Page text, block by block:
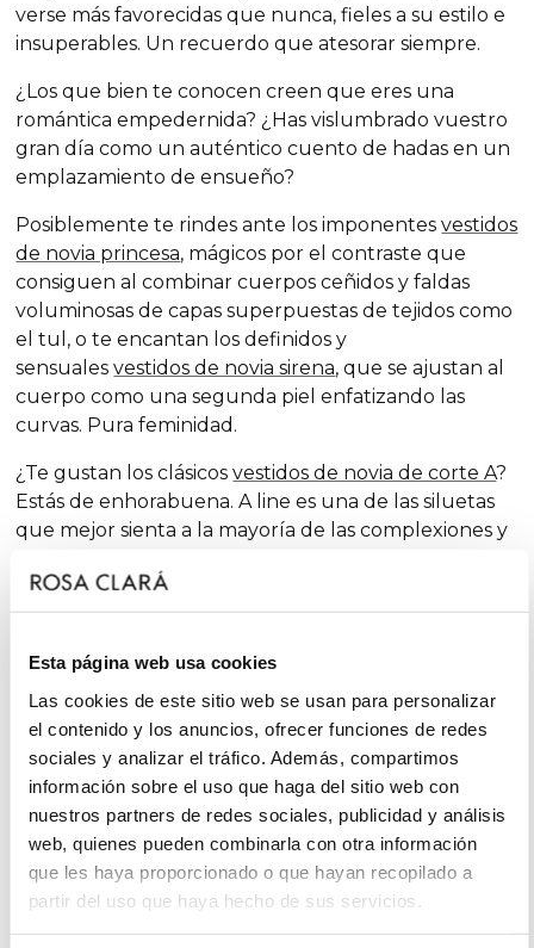
Esta página web usa cookies
Las cookies de este sitio web se usan para personalizar
el contenido y los anuncios, ofrecer funciones de redes
sociales y analizar el tráfico. Además, compartimos
información sobre el uso que haga del sitio web con
nuestros partners de redes sociales, publicidad y análisis
web, quienes pueden combinarla con otra información
que les haya proporcionado o que hayan recopilado a
partir del uso que haya hecho de sus servicios.
verse más favorecidas que nunca, fieles a su estilo e
insuperables. Un recuerdo que atesorar siempre.
¿Los que bien te conocen creen que eres una
romántica empedernida? ¿Has vislumbrado vuestro
gran día como un auténtico cuento de hadas en un
emplazamiento de ensueño?
Posiblemente te rindes ante los imponentesvestidos
de novia princesa, mágicos por el contraste que
consiguen al combinar cuerpos ceñidos y faldas
voluminosas de capas superpuestas de tejidos como
el tul, o te encantan los definidos y
sensualesvestidos de novia sirena, que se ajustan al
cuerpo como una segunda piel enfatizando las
curvas. Pura feminidad.
¿Te gustan los clásicosvestidos de novia de corte A?
Estás de enhorabuena.A line es una de las siluetas
que mejor sienta a la mayoría de las complexiones y
nuestras colecciones, siempre con dosis extra de
feminidad y sorprendentes acabados que renuevan
lado el glamur.
En cambio, si te declarasminimal bride,serás
partidaria del “menos es más” y considerarás que
entre losvestidos de novia sencillos hallarás tu mejor
aliado. ¡Te gustará la frescura de los conjuntos Rosa
Clará Soft!
Mientras que si habéis escogido los meses más fríos
del año -alejándoos de la época más cotizada para
bodas, bautizos y comuniones- para vuestra unión